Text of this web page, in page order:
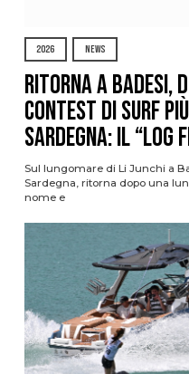
2026 NEWS
Ritorna a Badesi,
contest di surf
Sardegna: il “Log
Sul lungomare di Li Junchi a
Sardegna, ritorna dopo una
nome e